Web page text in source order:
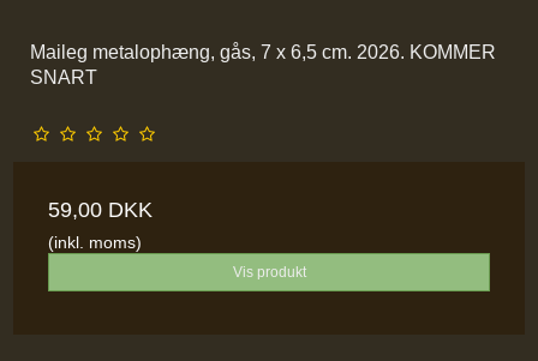
Maileg metalophæng, gås, 7 x 6,5 cm. 2026. KOMMER
SNART
59,00 DKK
(inkl. moms)
Vis produkt